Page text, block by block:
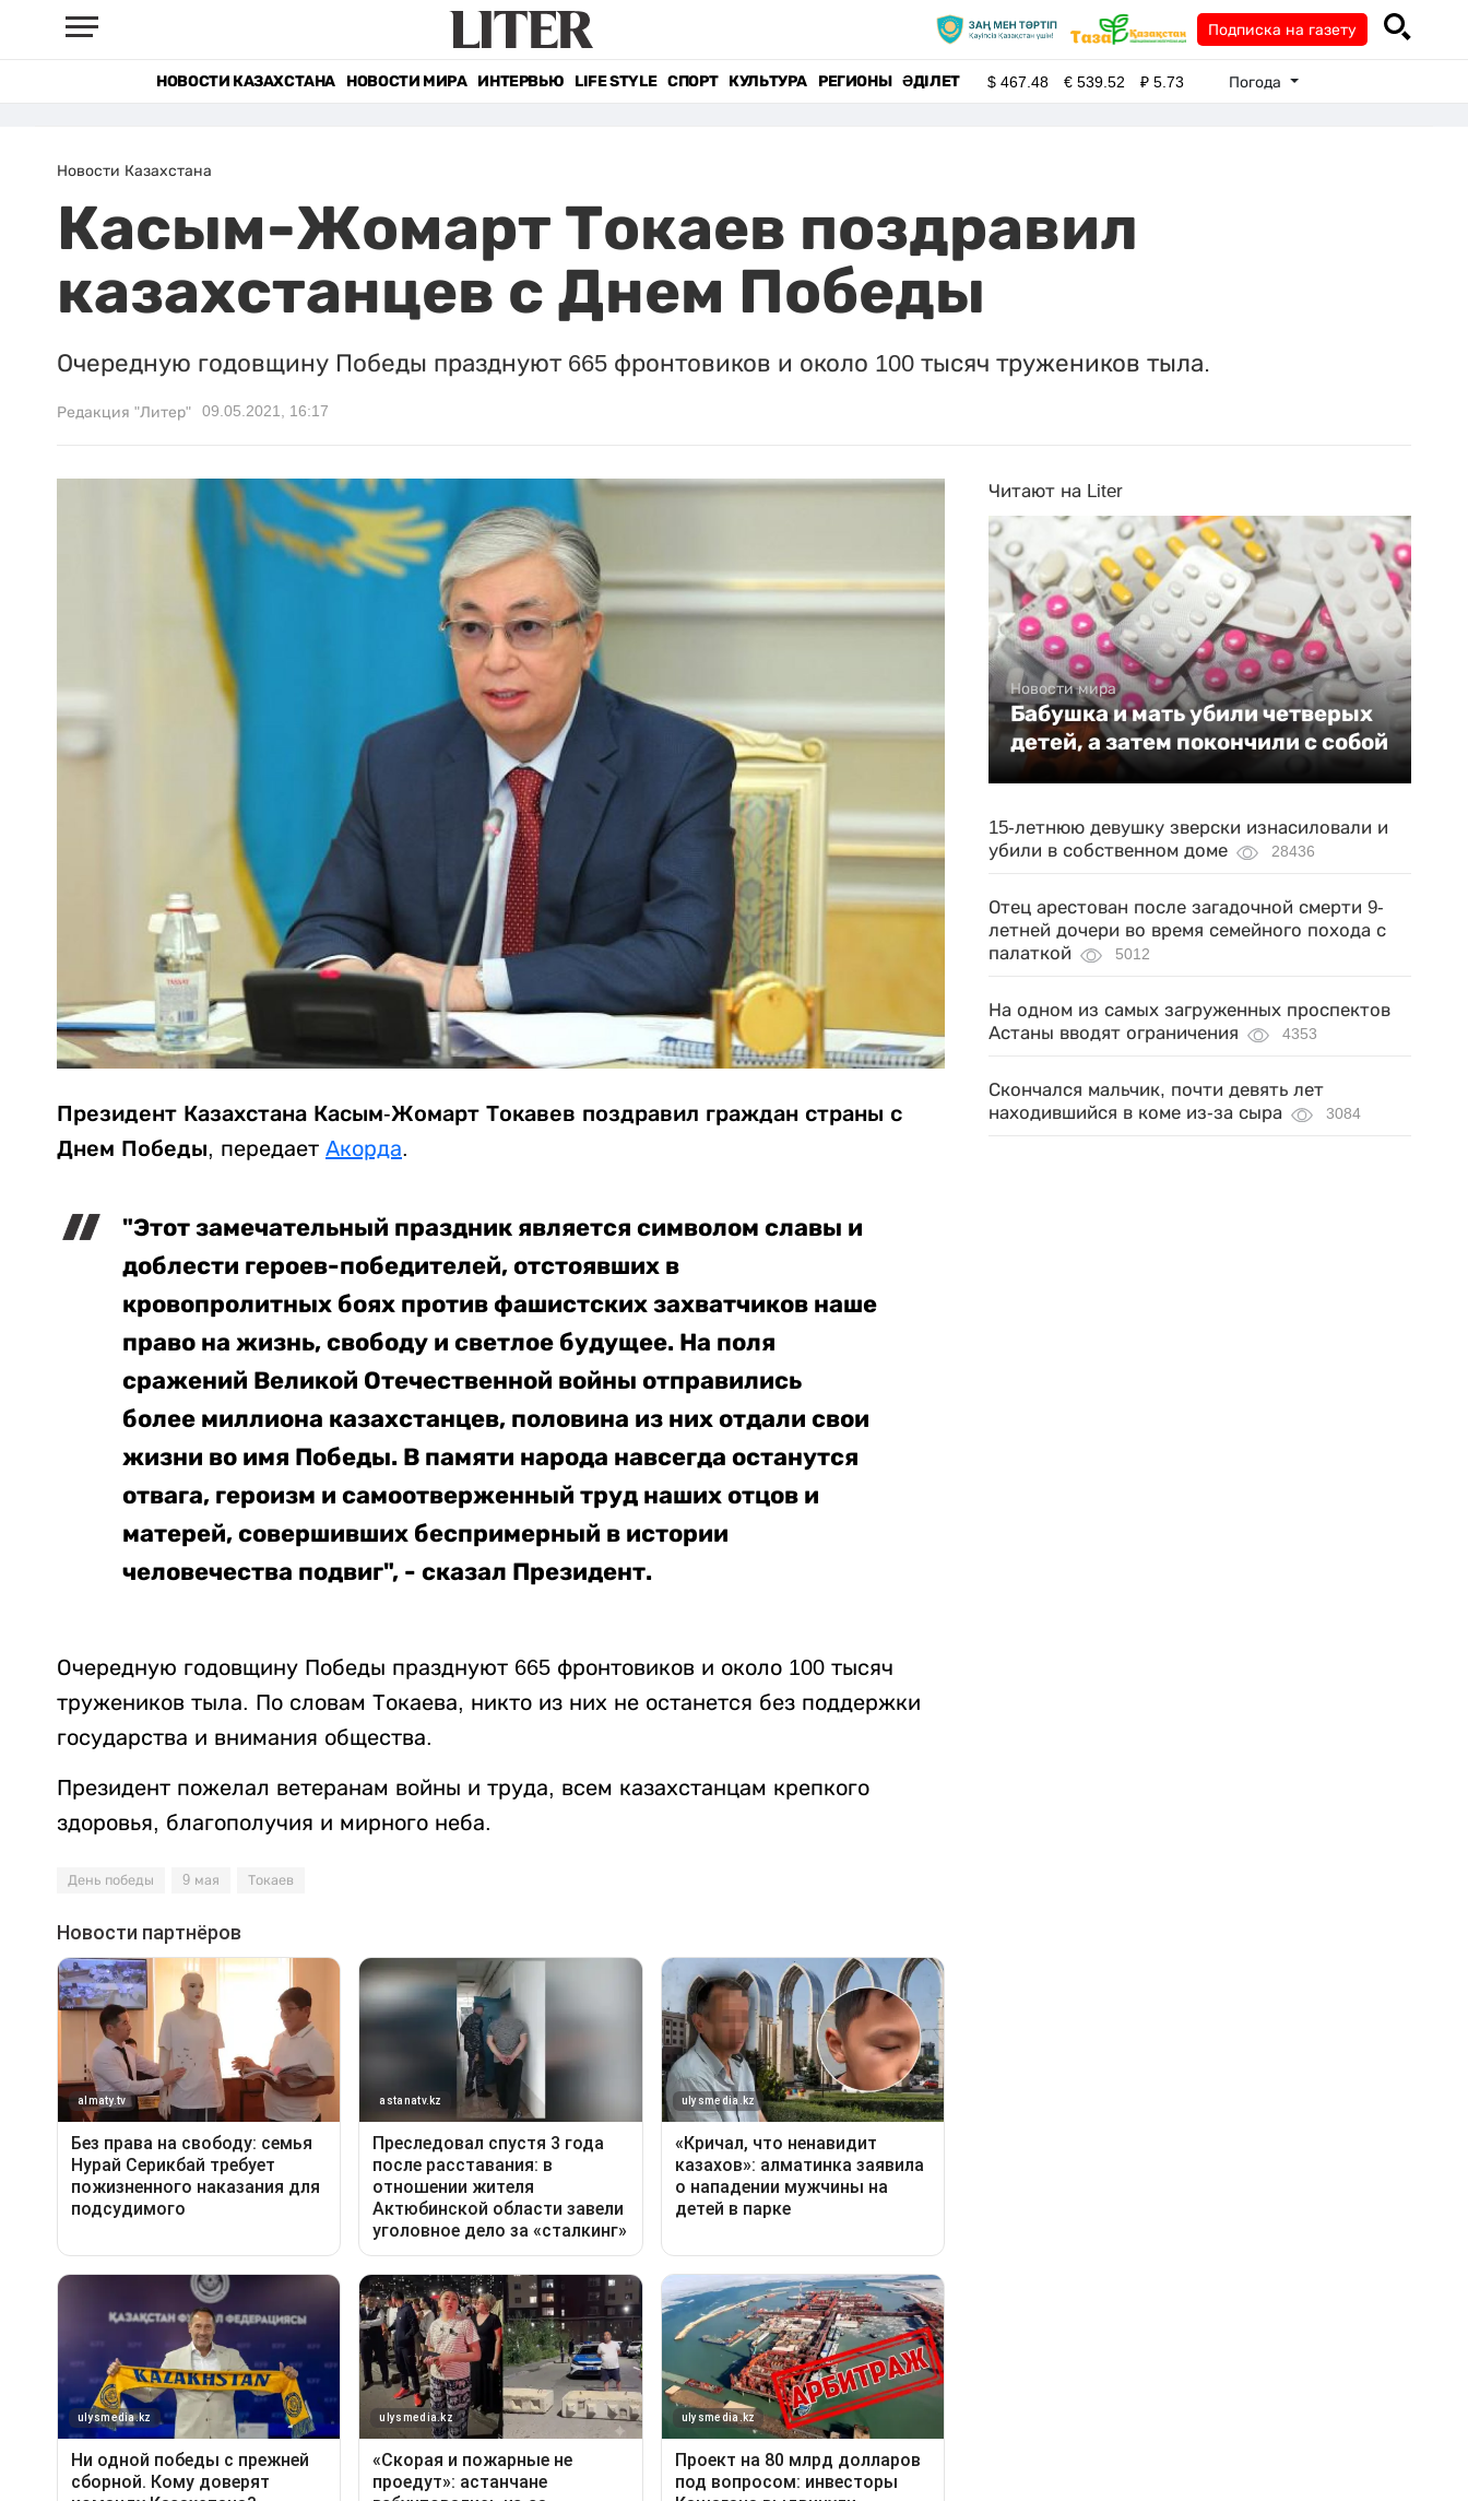
Подписка на газету
НОВОСТИ КАЗАХСТАНА НОВОСТИ МИРА ИНТЕРВЬЮ LIFE STYLE СПОРТ КУЛЬТУРА РЕГИОНЫ ӘДІЛЕТ $467.48 €539.52 ₽5.73 Погода
Новости Казахстана
Касым-Жомарт Токаев поздравил
казахстанцев с Днем Победы
Очередную годовщину Победы празднуют 665 фронтовиков и около 100 тысяч тружеников тыла.
Редакция "Литер" 09.05.2021, 16:17
Президент Казахстана Касым-Жомарт Токавев поздравил граждан страны с
Днем Победы, передает Акорда.
"Этот замечательный праздник является символом славы и
доблести героев-победителей, отстоявших в
кровопролитных боях против фашистских захватчиков наше
право на жизнь, свободу и светлое будущее. На поля
сражений Великой Отечественной войны отправились
более миллиона казахстанцев, половина из них отдали свои
жизни во имя Победы. В памяти народа навсегда останутся
отвага, героизм и самоотверженный труд наших отцов и
матерей, совершивших беспримерный в истории
человечества подвиг", - сказал Президент.
Очередную годовщину Победы празднуют 665 фронтовиков и около 100 тысяч
тружеников тыла. По словам Токаева, никто из них не останется без поддержки
государства и внимания общества.
Президент пожелал ветеранам войны и труда, всем казахстанцам крепкого
здоровья, благополучия и мирного неба.
День победы 9 мая Токаев
Читают на Liter
Новости мира
Бабушка и мать убили четверых
детей, а затем покончили с собой
15-летнюю девушку зверски изнасиловали и
убили в собственном доме
28436
Отец арестован после загадочной смерти 9-
летней дочери во время семейного похода с
палаткой
5012
На одном из самых загруженных проспектов
Астаны вводят ограничения
4353
Скончался мальчик, почти девять лет
находившийся в коме из-за сыра
3084